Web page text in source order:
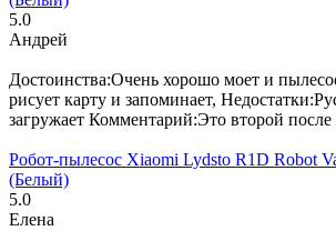
5.0
Андрей
Достоинства:Очень хорошо моет и
рисует карту и запоминает,
загружает Комментарий:Это второй
Робот-пылесос Xiaomi Lydsto R1D Robot
(Белый)
5.0
Елена